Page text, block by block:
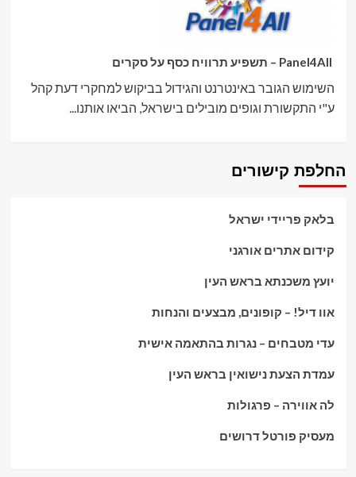
השימוש הגובר באינטרנט והגידול בביקוש למחקרי דעת קהל
ע"י התקשורת וגופים מובילים בישראל, הביאו אותנו...
החלפת קישורים
בלאק פריידי ישראל
קידום אתרים אורגני
יועץ משכנתא בראש העין
אוו דיל! – קופונים, מבצעים והנחות
עדי מטבחים – נגרות בהתאמה אישית
עמדת הצעת נישואין בראש העין
לה אווירה – פרגולות
מעסיק פורטל דרושים